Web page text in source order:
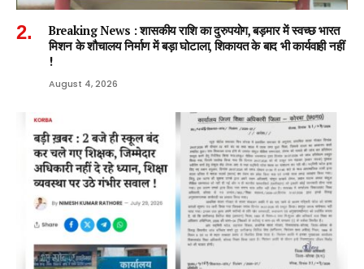
Breaking News : शासकीय राशि का दुरुपयोग, बड़मार में स्वच्छ भारत
मिशन के शौचालय निर्माण में बड़ा घोटाला, शिकायत के बाद भी कार्यवाही नहीं
!
August 4, 2026